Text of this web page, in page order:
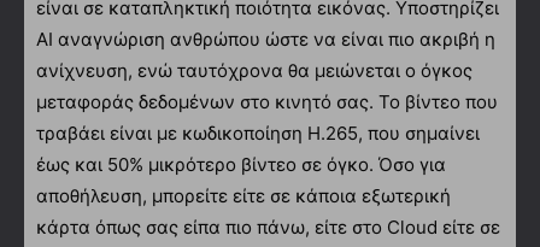
είναι σε καταπληκτική ποιότητα εικόνας. Υποστηρίζει
ΑΙ αναγνώριση ανθρώπου ώστε να είναι πιο ακριβή η
ανίχνευση, ενώ ταυτόχρονα θα μειώνεται ο όγκος
μεταφοράς δεδομένων στο κινητό σας. Το βίντεο που
τραβάει είναι με κωδικοποίηση H.265, που σημαίνει
έως και 50% μικρότερο βίντεο σε όγκο. Όσο για
αποθήλευση, μπορείτε είτε σε κάποια εξωτερική
κάρτα όπως σας είπα πιο πάνω, είτε στο Cloud είτε σε